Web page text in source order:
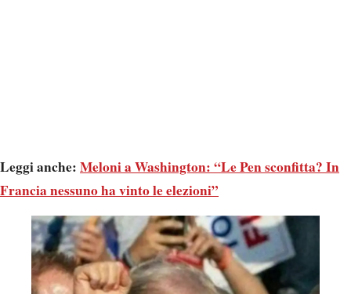
Leggi anche: Meloni a Washington: “Le Pen sconfitta? In
Francia nessuno ha vinto le elezioni”